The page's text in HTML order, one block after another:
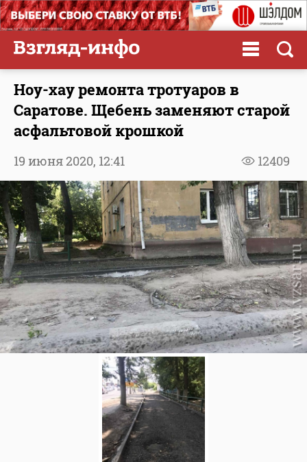
Ноу-хау ремонта тротуаров в
Саратове. Щебень заменяют старой
асфальтовой крошкой
12409
19 июня 2020, 12:41